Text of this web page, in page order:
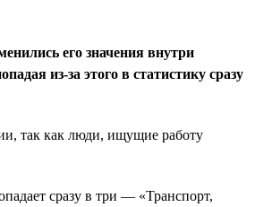
его значения внутри
из-за этого в статистику сразу
так как люди, ищущие работу
сразу в три — «Транспорт,